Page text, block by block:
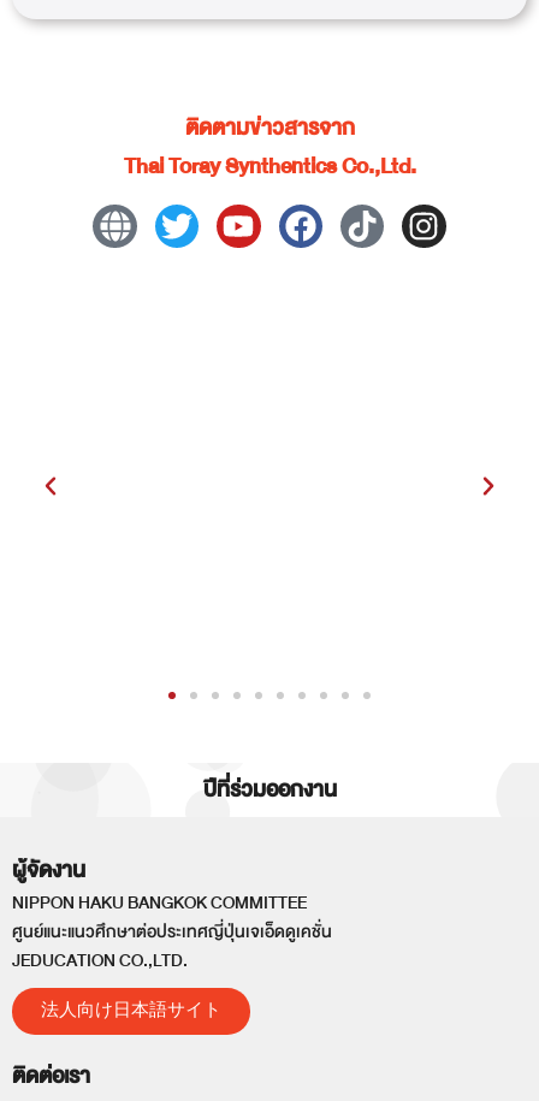
ติดตามข่าวสารจาก
Thai Toray Synthentics Co.,Ltd.
ปีที่ร่วมออกงาน
ผู้จัดงาน
NIPPON HAKU BANGKOK COMMITTEE
ศูนย์แนะแนวศึกษาต่อประเทศญี่ปุ่นเจเอ็ดดูเคชั่น
JEDUCATION CO.,LTD.
法人向け日本語サイト
ติดต่อเรา